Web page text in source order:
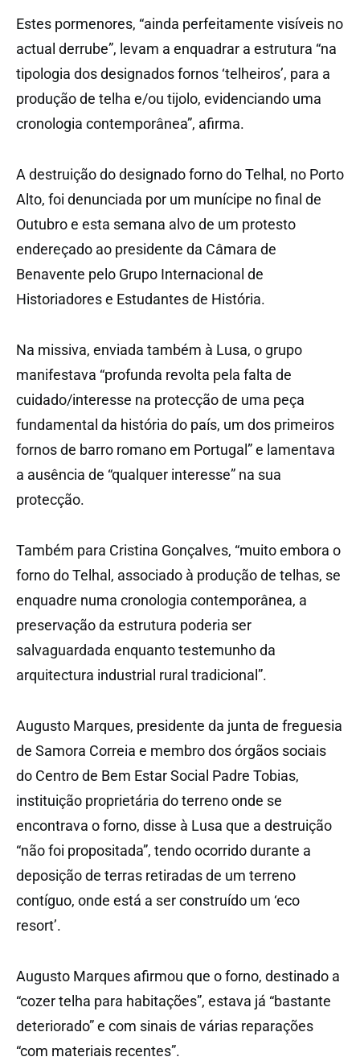
Estes pormenores, “ainda perfeitamente visíveis no
actual derrube”, levam a enquadrar a estrutura “na
tipologia dos designados fornos ‘telheiros’, para a
produção de telha e/ou tijolo, evidenciando uma
cronologia contemporânea”, afirma.
A destruição do designado forno do Telhal, no Porto
Alto, foi denunciada por um munícipe no final de
Outubro e esta semana alvo de um protesto
endereçado ao presidente da Câmara de
Benavente pelo Grupo Internacional de
Historiadores e Estudantes de História.
Na missiva, enviada também à Lusa, o grupo
manifestava “profunda revolta pela falta de
cuidado/interesse na protecção de uma peça
fundamental da história do país, um dos primeiros
fornos de barro romano em Portugal” e lamentava
a ausência de “qualquer interesse” na sua
protecção.
Também para Cristina Gonçalves, “muito embora o
forno do Telhal, associado à produção de telhas, se
enquadre numa cronologia contemporânea, a
preservação da estrutura poderia ser
salvaguardada enquanto testemunho da
arquitectura industrial rural tradicional”.
Augusto Marques, presidente da junta de freguesia
de Samora Correia e membro dos órgãos sociais
do Centro de Bem Estar Social Padre Tobias,
instituição proprietária do terreno onde se
encontrava o forno, disse à Lusa que a destruição
“não foi propositada”, tendo ocorrido durante a
deposição de terras retiradas de um terreno
contíguo, onde está a ser construído um ‘eco
resort’.
Augusto Marques afirmou que o forno, destinado a
“cozer telha para habitações”, estava já “bastante
deteriorado” e com sinais de várias reparações
“com materiais recentes”.